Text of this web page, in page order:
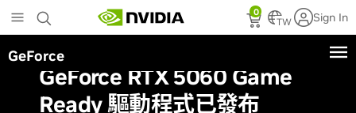
to
main
content
0
TW Sign In
GeForce
GeForce RTX 5060 Game
Ready 驅動程式已發布